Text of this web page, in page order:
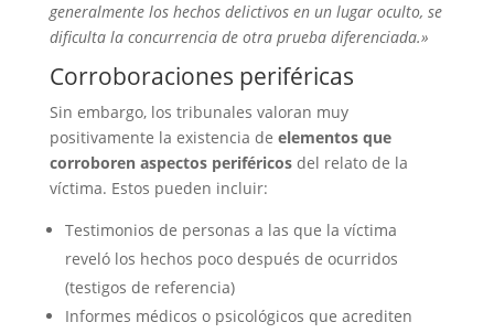
generalmente los hechos delictivos en un lugar oculto, se
dificulta la concurrencia de otra prueba diferenciada.»
Corroboraciones periféricas
Sin embargo, los tribunales valoran muy
positivamente la existencia de elementos que
corroboren aspectos periféricosdel relato de la
víctima. Estos pueden incluir:
Testimonios de personas a las que la víctima
reveló los hechos poco después de ocurridos
(testigos de referencia)
Informes médicos o psicológicos que acrediten